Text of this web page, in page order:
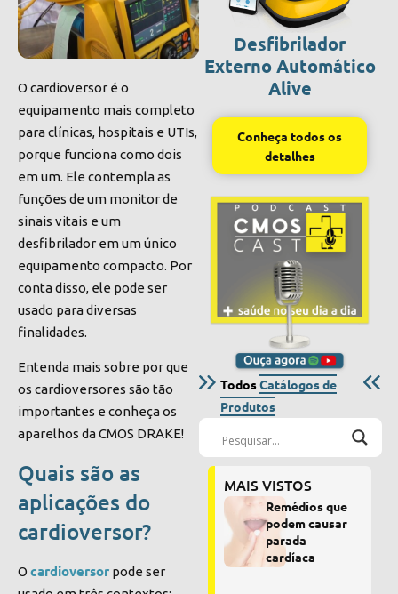
O cardioversor é o
equipamento mais completo
para clínicas, hospitais e UTIs,
porque funciona como dois
em um. Ele contempla as
funções de um monitor de
sinais vitais e um
desfibrilador em um único
equipamento compacto. Por
conta disso, ele pode ser
usado para diversas
finalidades.
Entenda mais sobre por que
os cardioversores são tão
importantes e conheça os
aparelhos da CMOS DRAKE!
Quais são as
aplicações do
cardioversor?
O cardioversor pode ser
Desfibrilador
Externo Automático
Alive
Conheça todos os
detalhes
TodosCatálogos de
Produtos
MAIS VISTOS
Remédios que
podem causar
parada
cardíaca